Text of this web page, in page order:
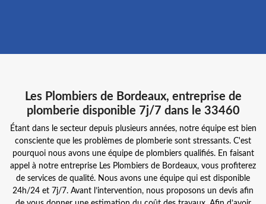
Les Plombiers de Bordeaux, entreprise de
plomberie disponible 7j/7 dans le 33460
Étant dans le secteur depuis plusieurs années, notre équipe est bien
consciente que les problèmes de plomberie sont stressants. C'est
pourquoi nous avons une équipe de plombiers qualifiés. En faisant
appel à notre entreprise Les Plombiers de Bordeaux, vous profiterez
de services de qualité. Nous avons une équipe qui est disponible
24h/24 et 7j/7. Avant l’intervention, nous proposons un devis afin